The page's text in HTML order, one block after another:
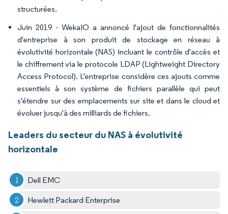
structurées.
Juin 2019 - WekaIO a annoncé l'ajout de fonctionnalités
d'entreprise à son produit de stockage en réseau à
évolutivité horizontale (NAS) incluant le contrôle d'accès et
le chiffrement via le protocole LDAP (Lightweight Directory
Access Protocol). L'entreprise considère ces ajouts comme
essentiels à son système de fichiers parallèle qui peut
s'étendre sur des emplacements sur site et dans le cloud et
évoluer jusqu'à des milliards de fichiers.
Leaders du secteur du NAS à évolutivité
horizontale
Dell EMC
Hewlett Packard Enterprise